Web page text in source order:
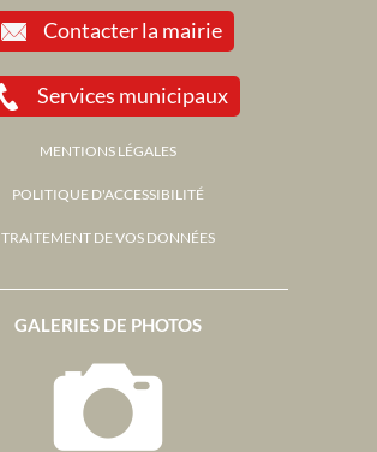
GALERIES DE PHOTOS
Contacter la mairie
Services municipaux
MENTIONS LÉGALES
POLITIQUE D'ACCESSIBILITÉ
TRAITEMENT DE VOS DONNÉES